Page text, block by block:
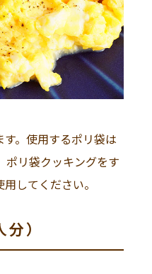
。使用するポリ袋は
ポリ袋クッキングをす
してください。
）